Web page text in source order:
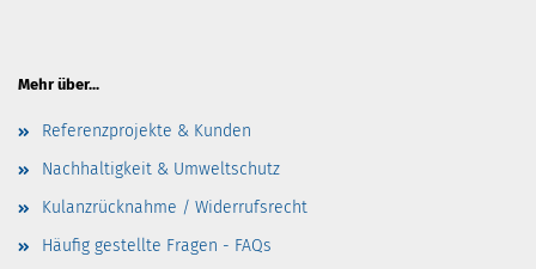
Mehr über...
Referenzprojekte & Kunden
Nachhaltigkeit & Umweltschutz
Kulanzrücknahme / Widerrufsrecht
Häufig gestellte Fragen - FAQs